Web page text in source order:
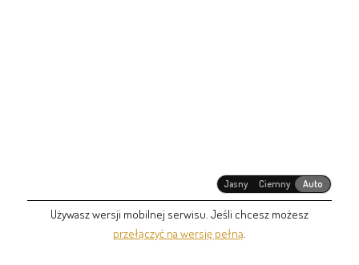
Jasny Ciemny Auto
Używasz wersji mobilnej serwisu. Jeśli chcesz możesz
przełączyć na wersję pełną